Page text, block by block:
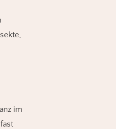
im